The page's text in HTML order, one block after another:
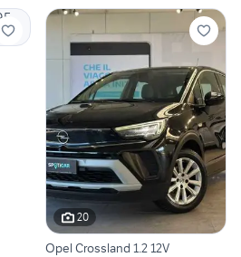
20
Opel Crossland 1.2 12V